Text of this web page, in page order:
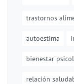
trastornos
autoestima
bienestar
relación